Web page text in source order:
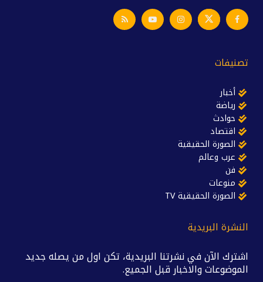
تصنيفات
أخبار
رياضة
حوادث
اقتصاد
الصورة الحقيقية
عرب وعالم
فن
منوعات
الصورة الحقيقية TV
النشرة البريدية
اشترك الآن في نشرتنا البريدية، تكن اول من يصله جديد
الموضوعات والاخبار قبل الجميع.